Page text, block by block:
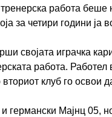
работа беше
за четири години
својата играчка
работа. Работел
клуб го освои
германски Мајнц 05,